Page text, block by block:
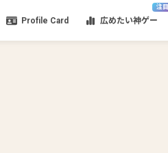
Profile Card
注目
広めたい神ゲー